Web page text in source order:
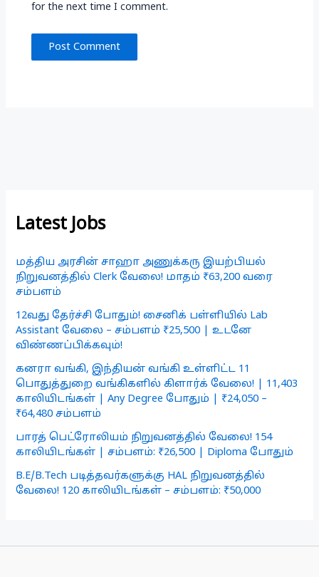
for the next time I comment.
Latest Jobs
மத்திய அரசின் சாஹா அணுக்கரு இயற்பியல்
நிறுவனத்தில் Clerk வேலை! மாதம் ₹63,200 வரை
சம்பளம்
12வது தேர்ச்சி போதும்! சைனிக் பள்ளியில் Lab
Assistant வேலை – சம்பளம் ₹25,500 | உடனே
விண்ணப்பிக்கவும்!
கனரா வங்கி, இந்தியன் வங்கி உள்ளிட்ட 11
பொதுத்துறை வங்கிகளில் கிளார்க் வேலை! | 11,403
காலியிடங்கள் | Any Degree போதும் | ₹24,050 –
₹64,480 சம்பளம்
பாரத் பெட்ரோலியம் நிறுவனத்தில் வேலை! 154
காலியிடங்கள் | சம்பளம்: ₹26,500 | Diploma போதும்
B.E/B.Tech படித்தவர்களுக்கு HAL நிறுவனத்தில்
வேலை! 120 காலியிடங்கள் – சம்பளம்: ₹50,000